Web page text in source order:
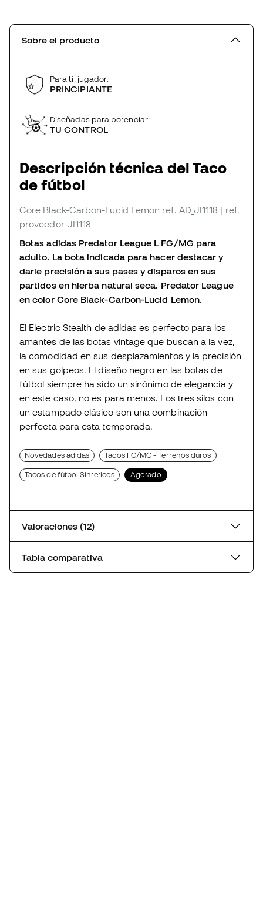
Sobre el producto
Para ti, jugador:
PRINCIPIANTE
Diseñadas para potenciar:
TU CONTROL
Descripción técnica del Taco
de fútbol
Core Black-Carbon-Lucid Lemon ref. AD_JI1118 | ref.
proveedor JI1118
Botas adidas Predator League L FG/MG para
adulto. La bota indicada para hacer destacar y
darle precisión a sus pases y disparos en sus
partidos en hierba natural seca. Predator League
en color Core Black-Carbon-Lucid Lemon.
El Electric Stealth de adidas es perfecto para los
amantes de las botas vintage que buscan a la vez,
la comodidad en sus desplazamientos y la precisión
en sus golpeos. El diseño negro en las botas de
fútbol siempre ha sido un sinónimo de elegancia y
en este caso, no es para menos. Los tres silos con
un estampado clásico son una combinación
perfecta para esta temporada.
Novedades adidas Tacos FG/MG - Terrenos duros
Tacos de fútbol Sinteticos Agotado
Valoraciones (12)
Tabla comparativa